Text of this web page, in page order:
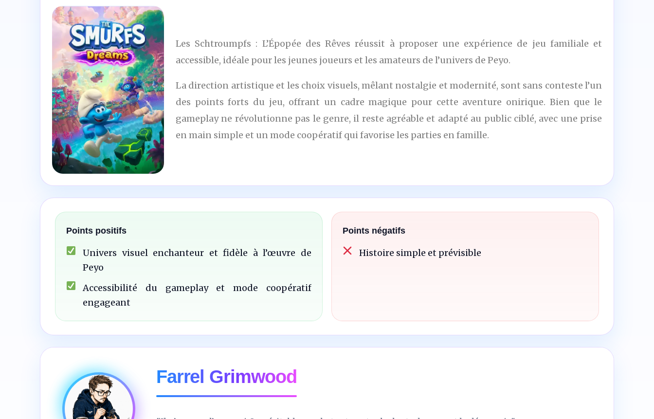
7
/10
Les Schtroumpfs : L’Épopée des Rêves réussit à proposer une expérience de jeu familiale et
accessible, idéale pour les jeunes joueurs et les amateurs de l’univers de Peyo.
La direction artistique et les choix visuels, mêlant nostalgie et modernité, sont sans conteste l’un
des points forts du jeu, offrant un cadre magique pour cette aventure onirique. Bien que le
gameplay ne révolutionne pas le genre, il reste agréable et adapté au public ciblé, avec une prise
en main simple et un mode coopératif qui favorise les parties en famille.
Points positifs
Univers visuel enchanteur et fidèle à l’œuvre de
Peyo
Accessibilité du gameplay et mode coopératif
engageant
Points négatifs
Histoire simple et prévisible
Farrel Grimwood